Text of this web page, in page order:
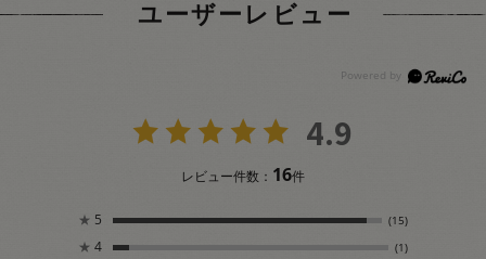
ユーザーレビュー
4.9
レビュー件数： 16件
★ 5 (15)
★ 4 (1)